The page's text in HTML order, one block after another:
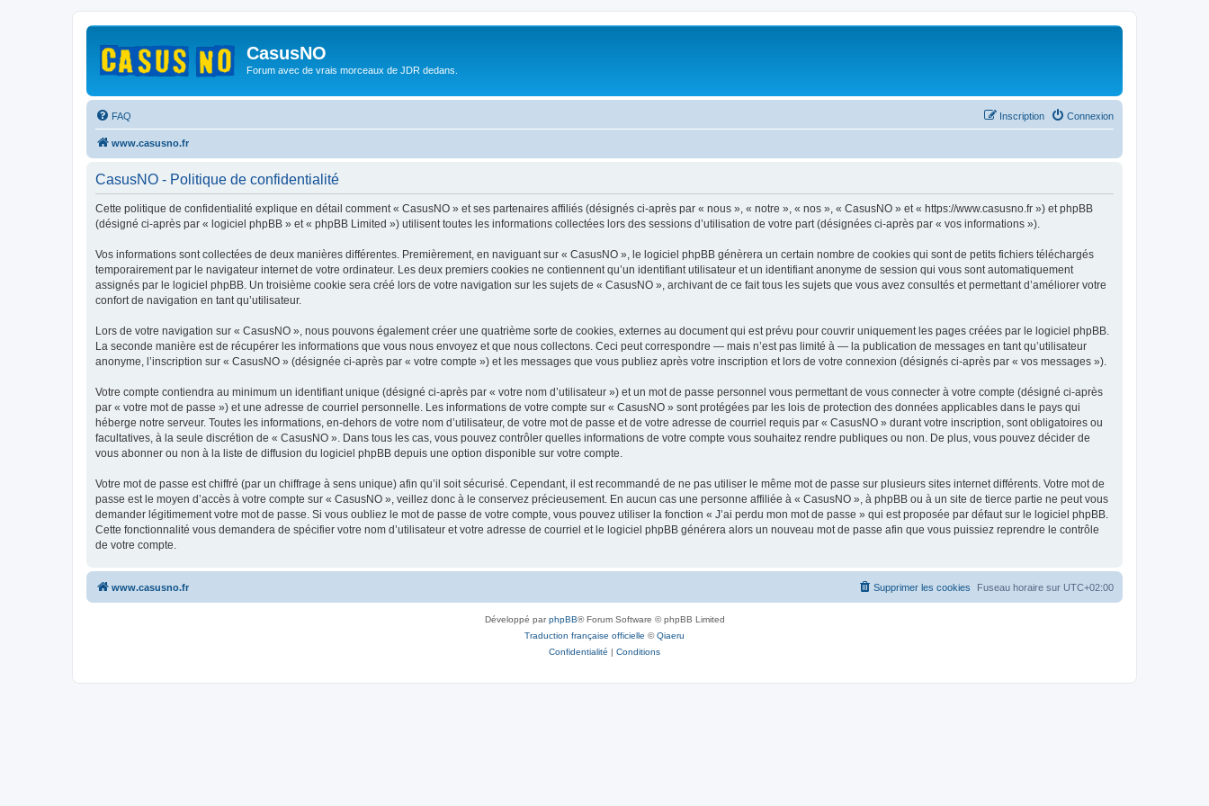
CasusNO
Forum avec de vrais morceaux de JDR dedans.
FAQ Connexion
Inscription
www.casusno.fr
CasusNO - Politique de confidentialité
Cette politique de confidentialité explique en détail comment « CasusNO » et ses partenaires affiliés (désignés ci-après par « nous », « notre », « nos », « CasusNO » et « https://www.casusno.fr ») et phpBB
(désigné ci-après par « logiciel phpBB » et « phpBB Limited ») utilisent toutes les informations collectées lors des sessions d’utilisation de votre part (désignées ci-après par « vos informations »).
Vos informations sont collectées de deux manières différentes. Premièrement, en naviguant sur « CasusNO », le logiciel phpBB génèrera un certain nombre de cookies qui sont de petits fichiers téléchargés
temporairement par le navigateur internet de votre ordinateur. Les deux premiers cookies ne contiennent qu’un identifiant utilisateur et un identifiant anonyme de session qui vous sont automatiquement
assignés par le logiciel phpBB. Un troisième cookie sera créé lors de votre navigation sur les sujets de « CasusNO », archivant de ce fait tous les sujets que vous avez consultés et permettant d’améliorer votre
confort de navigation en tant qu’utilisateur.
Lors de votre navigation sur « CasusNO », nous pouvons également créer une quatrième sorte de cookies, externes au document qui est prévu pour couvrir uniquement les pages créées par le logiciel phpBB.
La seconde manière est de récupérer les informations que vous nous envoyez et que nous collectons. Ceci peut correspondre — mais n’est pas limité à — la publication de messages en tant qu’utilisateur
anonyme, l’inscription sur « CasusNO » (désignée ci-après par « votre compte ») et les messages que vous publiez après votre inscription et lors de votre connexion (désignés ci-après par « vos messages »).
Votre compte contiendra au minimum un identifiant unique (désigné ci-après par « votre nom d’utilisateur ») et un mot de passe personnel vous permettant de vous connecter à votre compte (désigné ci-après
par « votre mot de passe ») et une adresse de courriel personnelle. Les informations de votre compte sur « CasusNO » sont protégées par les lois de protection des données applicables dans le pays qui
héberge notre serveur. Toutes les informations, en-dehors de votre nom d’utilisateur, de votre mot de passe et de votre adresse de courriel requis par « CasusNO » durant votre inscription, sont obligatoires ou
facultatives, à la seule discrétion de « CasusNO ». Dans tous les cas, vous pouvez contrôler quelles informations de votre compte vous souhaitez rendre publiques ou non. De plus, vous pouvez décider de
vous abonner ou non à la liste de diffusion du logiciel phpBB depuis une option disponible sur votre compte.
Votre mot de passe est chiffré (par un chiffrage à sens unique) afin qu’il soit sécurisé. Cependant, il est recommandé de ne pas utiliser le même mot de passe sur plusieurs sites internet différents. Votre mot de
passe est le moyen d’accès à votre compte sur « CasusNO », veillez donc à le conservez précieusement. En aucun cas une personne affiliée à « CasusNO », à phpBB ou à un site de tierce partie ne peut vous
demander légitimement votre mot de passe. Si vous oubliez le mot de passe de votre compte, vous pouvez utiliser la fonction « J’ai perdu mon mot de passe » qui est proposée par défaut sur le logiciel phpBB.
Cette fonctionnalité vous demandera de spécifier votre nom d’utilisateur et votre adresse de courriel et le logiciel phpBB générera alors un nouveau mot de passe afin que vous puissiez reprendre le contrôle
de votre compte.
www.casusno.fr Fuseau horaire sur UTC+02:00
Supprimer les cookies
Développé parphpBB® Forum Software © phpBB Limited
Traduction française officielle ©Qiaeru
Confidentialité | Conditions